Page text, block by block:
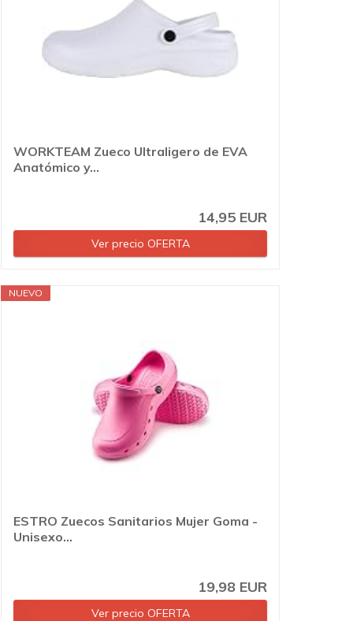
WORKTEAM Zueco Ultraligero de EVA
Anatómico y...
14,95 EUR
Ver precio OFERTA
NUEVO
ESTRO Zuecos Sanitarios Mujer Goma -
Unisexo...
19,98 EUR
Ver precio OFERTA